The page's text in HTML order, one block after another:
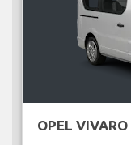
OPEL VIVARO